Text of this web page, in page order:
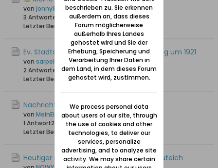
von jonny810
3 Antworten
26.466 Hits0 Likes
Letzter Beitrag
04.05.2022, 15:35
Ev. Stadtschule Neuteich, Geburtsjahrgang um 1921
von sarpei
2 Antworten
19.326 Hits0 Likes
Letzter Beitrag
12.04.2021, 12:46
Nachrichten aus Neuteich
von MeinEichwalde
1 Antwort21.179 Hits0 Likes
Letzter Beitrag
11.03.2021, 08:51
Heutiger Name der Adolf-Hitler-Str. in Neuteich
beschrieben zu. Sie erkennen
außerdem an, dass dieses
Forum möglicherweise
außerhalb Ihres Landes
gehostet wird und Sie der
Erhebung, Speicherung und
Verarbeitung Ihrer Daten in
dem Land, in dem dieses Forum
gehostet wird, zustimmen.
We process personal data
about users of our site, through
the use of cookies and other
technologies, to deliver our
services, personalize
advertising, and to analyze site
activity. We may share certain